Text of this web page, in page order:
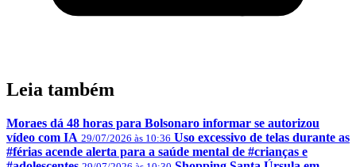
Leia também
Moraes dá 48 horas para Bolsonaro informar se autorizou
vídeo com IA 29/07/2026 às 10:36 Uso excessivo de telas durante as
#férias acende alerta para a saúde mental de #crianças e